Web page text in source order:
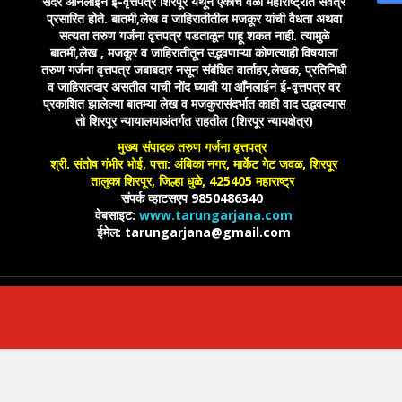
प्रसारित होते. बातमी,लेख व जाहिरातीतील मजकूर यांची वैधता अथवा
सत्यता तरुण गर्जना वृत्तपत्र पडताळून पाहू शकत नाही. त्यामुळे
बातमी,लेख , मजकूर व जाहिरातीतून उद्भवणाऱ्या कोणत्याही विषयाला
तरुण गर्जना वृत्तपत्र जबाबदार नसून संबंधित वार्ताहर,लेखक, प्रतिनिधी
व जाहिरातदार असतील याची नोंद घ्यावी या आँनलाईन ई-वृत्तपत्र वर
प्रकाशित झालेल्या बातम्या लेख व मजकुरासंदर्भात काही वाद उद्भवल्यास
तो शिरपूर न्यायालयाअंतर्गत राहतील (शिरपूर न्यायक्षेत्र)
मुख्य संपादक तरुण गर्जना वृत्तपत्र
श्री. संतोष गंभीर भोई, पत्ता: अंबिका नगर, मार्केट गेट जवळ, शिरपूर
तालुका शिरपूर, जिल्हा धुळे, 425405 महाराष्ट्र
संपर्क व्हाटसएप 9850486340
वेबसाइट: www.tarungarjana.com
ईमेल: tarungarjana@gmail.com